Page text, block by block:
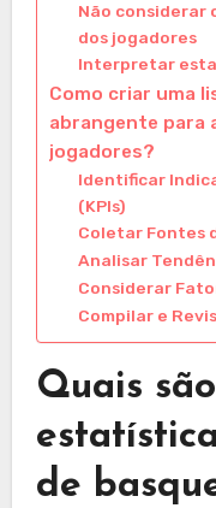
Não considerar
dos jogadores
Interpretar
Como criar uma
abrangente para
jogadores?
Identificar
(KPIs)
Coletar Fontes
Analisar
Considerar
Compilar e
Quais
de